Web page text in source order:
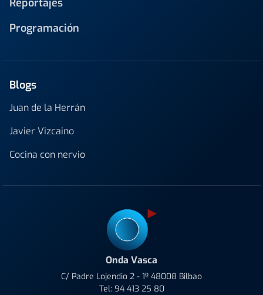
Programación
Blogs
Juan de la Herrán
Javier Vizcaino
Cocina con nervio
Onda Vasca
C/ Padre Lojendio 2 - 1º 48008 Bilbao
Tel: 94 413 25 80